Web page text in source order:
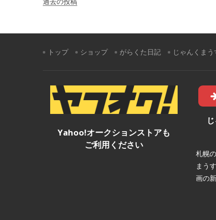
ビ
シ
ョ
トップ ショップ がらくた日記 じゃんくま
Yahoo!オークションストアも
ご利用ください
札幌
まう
画の